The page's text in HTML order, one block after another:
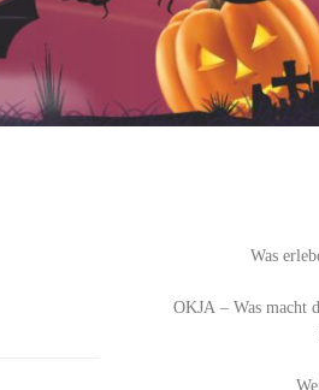
Was
OKJA – Was macht